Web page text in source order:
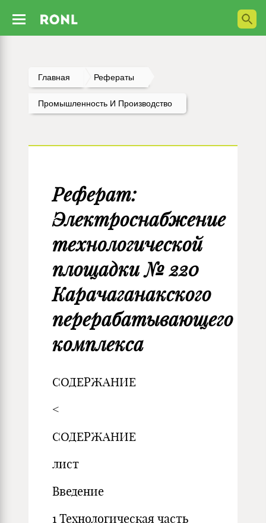
Главная Рефераты
Промышленность И Производство
Реферат:
Электроснабжение
технологической
площадки № 220
Карачаганакского
перерабатывающего
комплекса
СОДЕРЖАНИЕ
<
СОДЕРЖАНИЕ
лист
Введение
1 Технологическая часть